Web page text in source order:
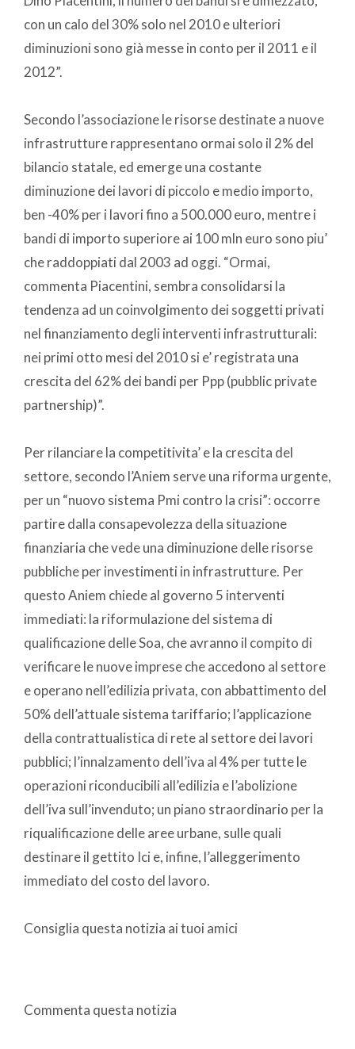
con un calo del 30% solo nel 2010 e ulteriori
diminuzioni sono già messe in conto per il 2011 e il
2012”.
Secondo l’associazione le risorse destinate a nuove
infrastrutture rappresentano ormai solo il 2% del
bilancio statale, ed emerge una costante
diminuzione dei lavori di piccolo e medio importo,
ben -40% per i lavori fino a 500.000 euro, mentre i
bandi di importo superiore ai 100 mln euro sono piu’
che raddoppiati dal 2003 ad oggi. “Ormai,
commenta Piacentini, sembra consolidarsi la
tendenza ad un coinvolgimento dei soggetti privati
nel finanziamento degli interventi infrastrutturali:
nei primi otto mesi del 2010 si e’ registrata una
crescita del 62% dei bandi per Ppp (pubblic private
partnership)”.
Per rilanciare la competitivita’ e la crescita del
settore, secondo l’Aniem serve una riforma urgente,
per un “nuovo sistema Pmi contro la crisi”: occorre
partire dalla consapevolezza della situazione
finanziaria che vede una diminuzione delle risorse
pubbliche per investimenti in infrastrutture. Per
questo Aniem chiede al governo 5 interventi
immediati: la riformulazione del sistema di
qualificazione delle Soa, che avranno il compito di
verificare le nuove imprese che accedono al settore
e operano nell’edilizia privata, con abbattimento del
50% dell’attuale sistema tariffario; l’applicazione
della contrattualistica di rete al settore dei lavori
pubblici; l’innalzamento dell’iva al 4% per tutte le
operazioni riconducibili all’edilizia e l’abolizione
dell’iva sull’invenduto; un piano straordinario per la
riqualificazione delle aree urbane, sulle quali
destinare il gettito Ici e, infine, l’alleggerimento
immediato del costo del lavoro.
Consiglia questa notizia ai tuoi amici
Commenta questa notizia